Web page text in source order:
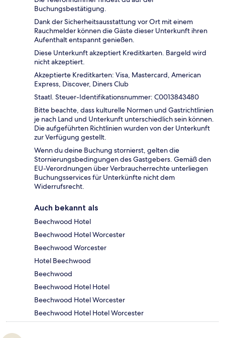
Buchungsbestätigung.
Dank der Sicherheitsausstattung vor Ort mit einem
Rauchmelder können die Gäste dieser Unterkunft ihren
Aufenthalt entspannt genießen.
Diese Unterkunft akzeptiert Kreditkarten. Bargeld wird
nicht akzeptiert.
Akzeptierte Kreditkarten: Visa, Mastercard, American
Express, Discover, Diners Club
Staatl. Steuer-Identifikationsnummer: C0013843480
Bitte beachte, dass kulturelle Normen und Gastrichtlinien
je nach Land und Unterkunft unterschiedlich sein können.
Die aufgeführten Richtlinien wurden von der Unterkunft
zur Verfügung gestellt.
Wenn du deine Buchung stornierst, gelten die
Stornierungsbedingungen des Gastgebers. Gemäß den
EU-Verordnungen über Verbraucherrechte unterliegen
Buchungsservices für Unterkünfte nicht dem
Widerrufsrecht.
Auch bekannt als
Beechwood Hotel
Beechwood Hotel Worcester
Beechwood Worcester
Hotel Beechwood
Beechwood
Beechwood Hotel Hotel
Beechwood Hotel Worcester
Beechwood Hotel Hotel Worcester